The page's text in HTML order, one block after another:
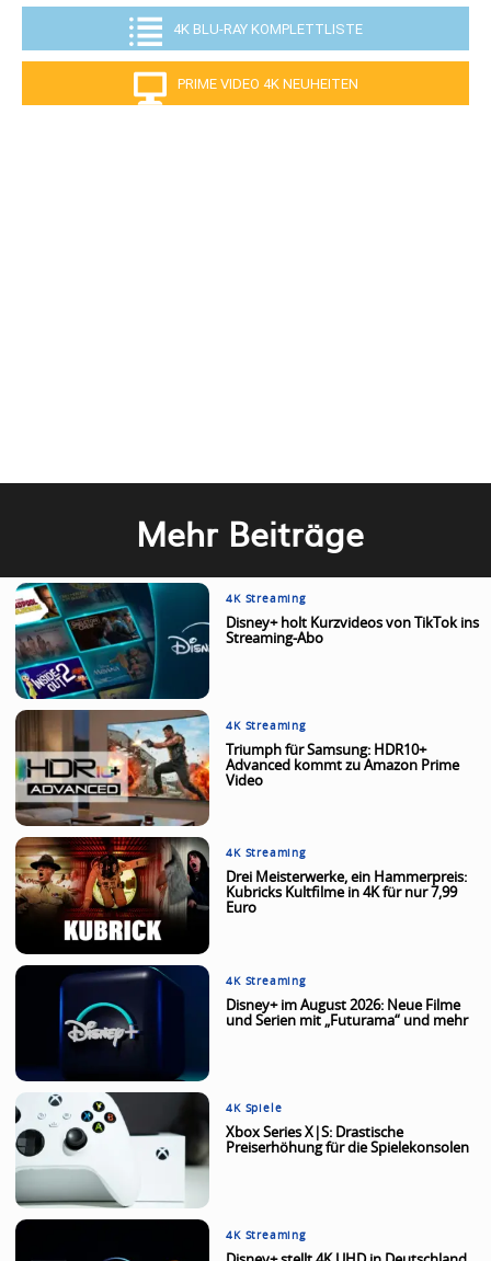
4K BLU-RAY KOMPLETTLISTE
PRIME VIDEO 4K NEUHEITEN
Mehr Beiträge
4K Streaming
Disney+ holt Kurzvideos von TikTok ins
Streaming-Abo
4K Streaming
Triumph für Samsung: HDR10+
Advanced kommt zu Amazon Prime
Video
4K Streaming
Drei Meisterwerke, ein Hammerpreis:
Kubricks Kultfilme in 4K für nur 7,99
Euro
4K Streaming
Disney+ im August 2026: Neue Filme
und Serien mit „Futurama“ und mehr
4K Spiele
Xbox Series X|S: Drastische
Preiserhöhung für die Spielekonsolen
4K Streaming